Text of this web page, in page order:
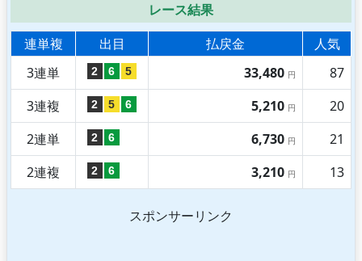
レース結果
連単複
出目 払戻金
人気
3連単
2 6 5 33,480 円
87
3連複
2 5 6 5,210 円
20
2連単
2 6 6,730 円
21
2連複
2 6 3,210 円 13
スポンサーリンク